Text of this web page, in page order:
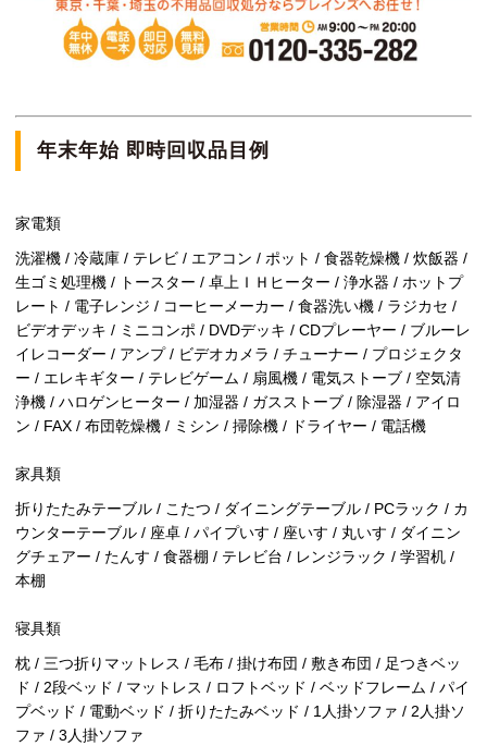
年末年始 即時回収品目例
家電類
洗濯機 / 冷蔵庫 / テレビ / エアコン / ポット / 食器乾燥機 / 炊飯器 /
生ゴミ処理機 / トースター / 卓上ＩＨヒーター / 浄水器 / ホットプ
レート / 電子レンジ / コーヒーメーカー / 食器洗い機 / ラジカセ /
ビデオデッキ / ミニコンポ / DVDデッキ / CDプレーヤー / ブルーレ
イレコーダー / アンプ / ビデオカメラ / チューナー / プロジェクタ
ー / エレキギター / テレビゲーム / 扇風機 / 電気ストーブ / 空気清
浄機 / ハロゲンヒーター / 加湿器 / ガスストーブ / 除湿器 / アイロ
ン / FAX / 布団乾燥機 / ミシン / 掃除機 / ドライヤー / 電話機
家具類
折りたたみテーブル / こたつ / ダイニングテーブル / PCラック / カ
ウンターテーブル / 座卓 / パイプいす / 座いす / 丸いす / ダイニン
グチェアー / たんす / 食器棚 / テレビ台 / レンジラック / 学習机 /
本棚
寝具類
枕 / 三つ折りマットレス / 毛布 / 掛け布団 / 敷き布団 / 足つきベッ
ド / 2段ベッド / マットレス / ロフトベッド / ベッドフレーム / パイ
プベッド / 電動ベッド / 折りたたみベッド / 1人掛ソファ / 2人掛ソ
ファ / 3人掛ソファ